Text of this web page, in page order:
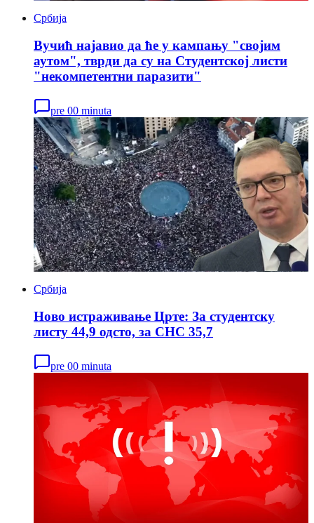
Србија
Вучић најавио да ће у кампању "својим
аутом", тврди да су на Студентској листи
"некомпетентни паразити"
pre 00 minuta
Србија
Ново истраживање Црте: За студентску
листу 44,9 одсто, за СНС 35,7
pre 00 minuta